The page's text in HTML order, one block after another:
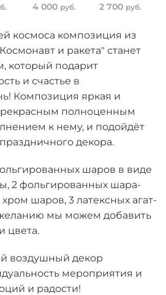
4 000 руб. 2 700 руб.
космоса композиция из
и ракета" станет
который подарит
и счастье в
Композиция яркая и
полноценным
к нему, и подойдёт
декора.
шаров в виде
2 фольгированных шара-
шаров, 3 латексных агат-
мы можем добавить
цвета.
воздушный декор
мероприятия и
и радости!